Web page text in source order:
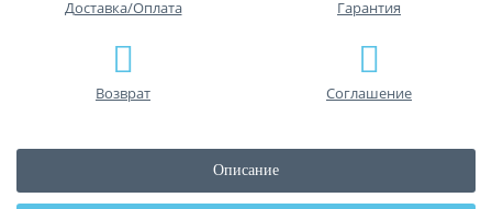
Доставка/Оплата Гарантия
Возврат Соглашение
Описание